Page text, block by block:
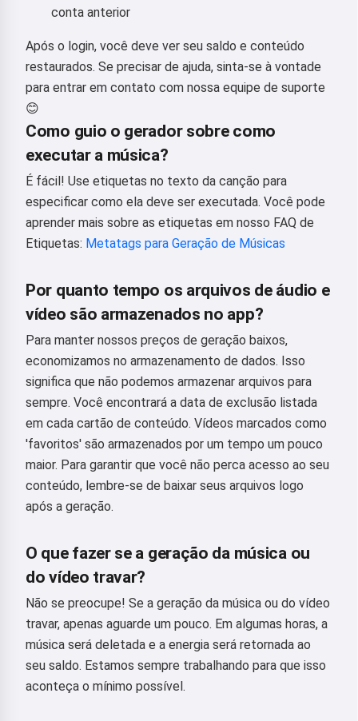
conta anterior
Após o login, você deve ver seu saldo e conteúdo
restaurados. Se precisar de ajuda, sinta-se à vontade
para entrar em contato com nossa equipe de suporte
😊
Como guio o gerador sobre como
executar a música?
É fácil! Use etiquetas no texto da canção para
especificar como ela deve ser executada. Você pode
aprender mais sobre as etiquetas em nosso FAQ de
Etiquetas: Metatags para Geração de Músicas
Por quanto tempo os arquivos de áudio e
vídeo são armazenados no app?
Para manter nossos preços de geração baixos,
economizamos no armazenamento de dados. Isso
significa que não podemos armazenar arquivos para
sempre. Você encontrará a data de exclusão listada
em cada cartão de conteúdo. Vídeos marcados como
'favoritos' são armazenados por um tempo um pouco
maior. Para garantir que você não perca acesso ao seu
conteúdo, lembre-se de baixar seus arquivos logo
após a geração.
O que fazer se a geração da música ou
do vídeo travar?
Não se preocupe! Se a geração da música ou do vídeo
travar, apenas aguarde um pouco. Em algumas horas, a
música será deletada e a energia será retornada ao
seu saldo. Estamos sempre trabalhando para que isso
aconteça o mínimo possível.